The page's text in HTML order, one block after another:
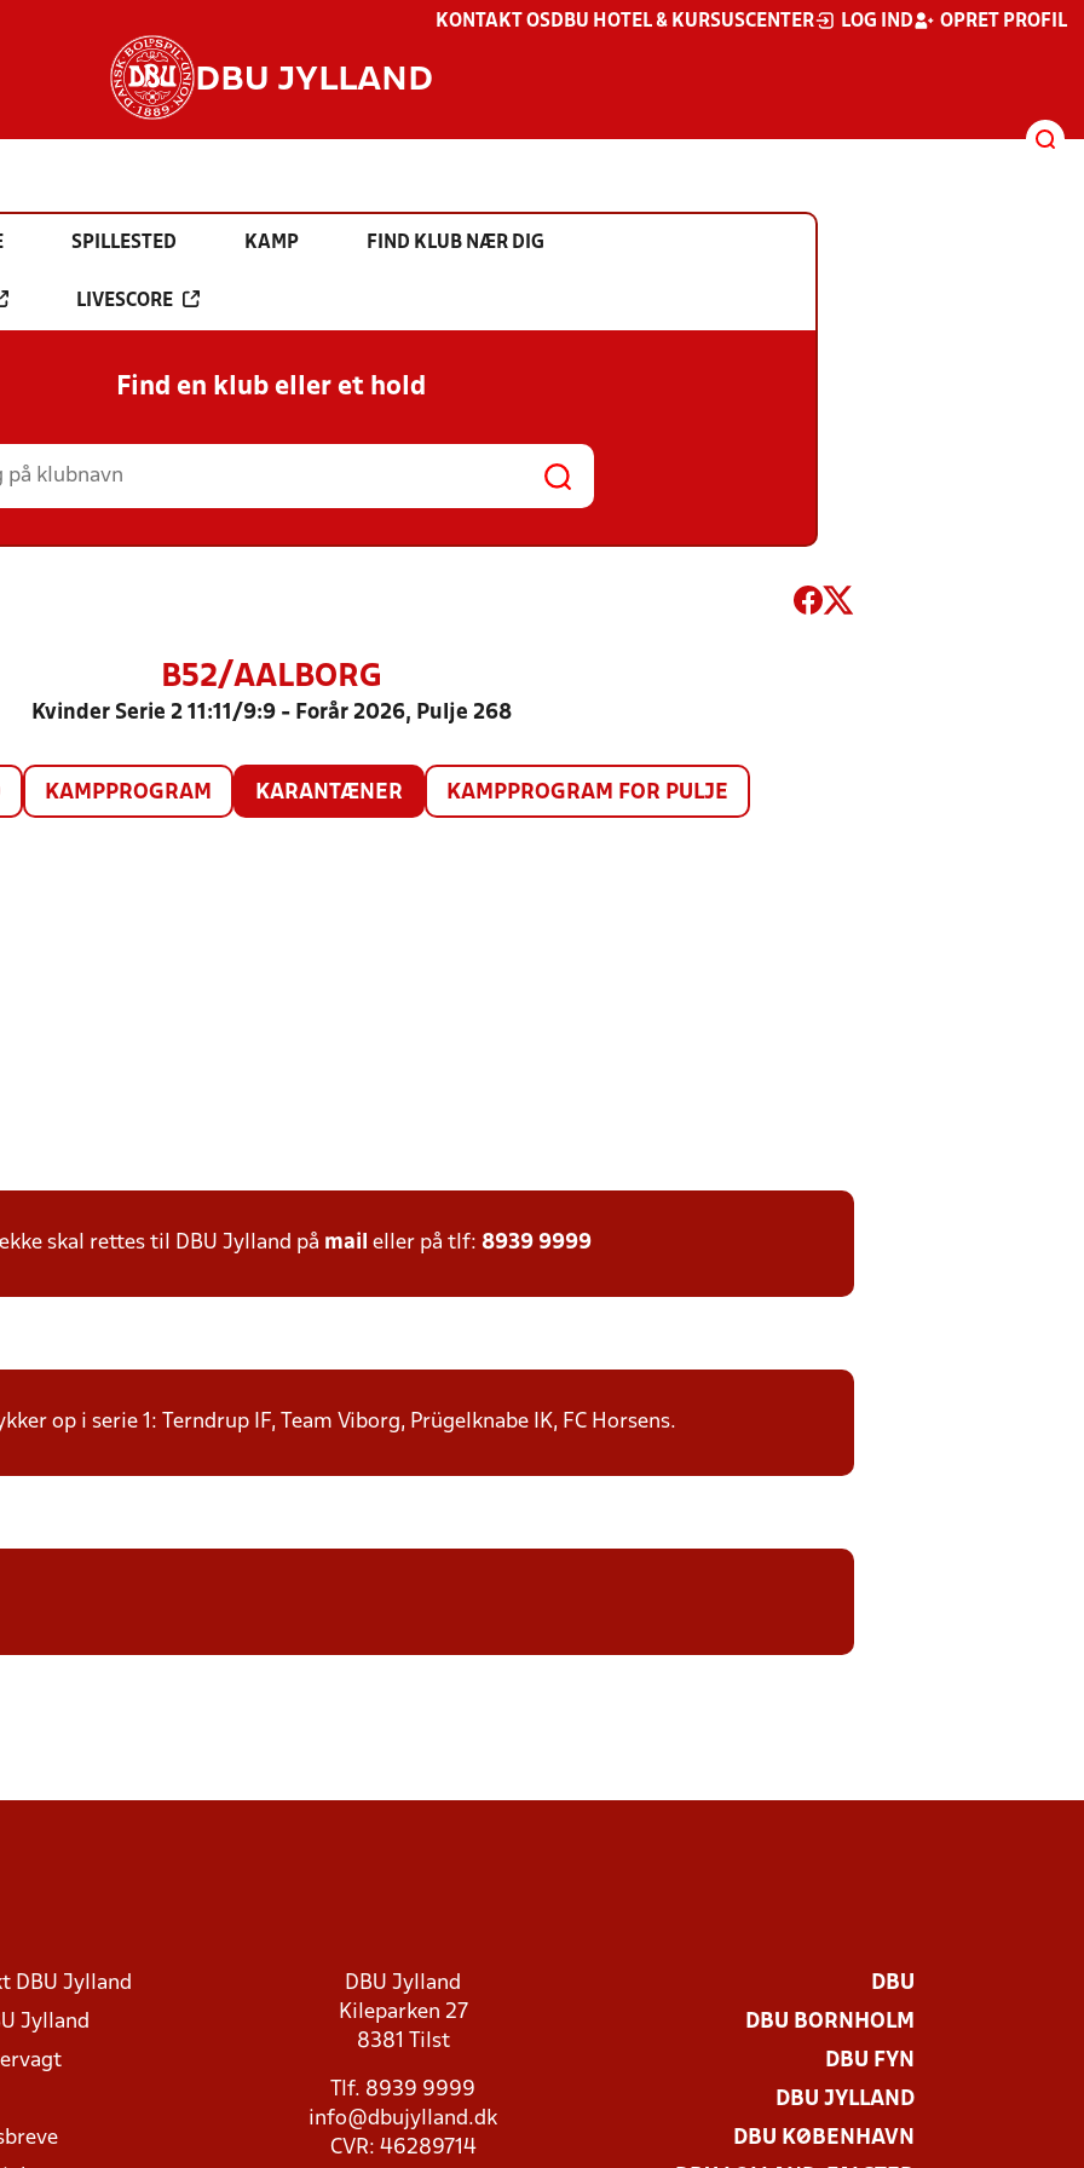
KONTAKT OS DBU HOTEL & KURSUSCENTER LOG IND OPRET PROFIL
DBU JYLLAND
SPILLESTED KAMP FIND KLUB NÆR DIG
LIVESCORE
Find en klub eller et hold
B52/AALBORG
Kvinder Serie 2 11:11/9:9 - Forår 2026, Pulje 268
KAMPPROGRAM KARANTÆNER KAMPPROGRAM FOR PULJE
skal rettes til DBU Jylland på mail eller på tlf: 8939 9999
op i serie 1: Terndrup IF, Team Viborg, Prügelknabe IK, FC Horsens.
DBU Jylland
Jylland
DBU Jylland
Kileparken 27
8381 Tilst
Tlf. 8939 9999
info@dbujylland.dk
CVR: 46289714
DBU
DBU BORNHOLM
DBU FYN
DBU JYLLAND
DBU KØBENHAVN